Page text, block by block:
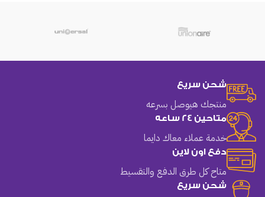
شحن سريع
منتجك هيوصل بسرعه
متاحين 24 ساعه
خدمة عملاء معاك دايما
دفع اون لاين
متاح كل طرق الدفع والتقسيط
شحن سريع